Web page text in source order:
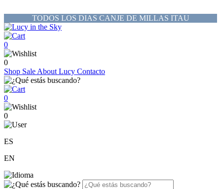
TODOS LOS DIAS CANJE DE MILLAS ITAU
0
0
Shop Sale About Lucy Contacto
0
0
ES
EN